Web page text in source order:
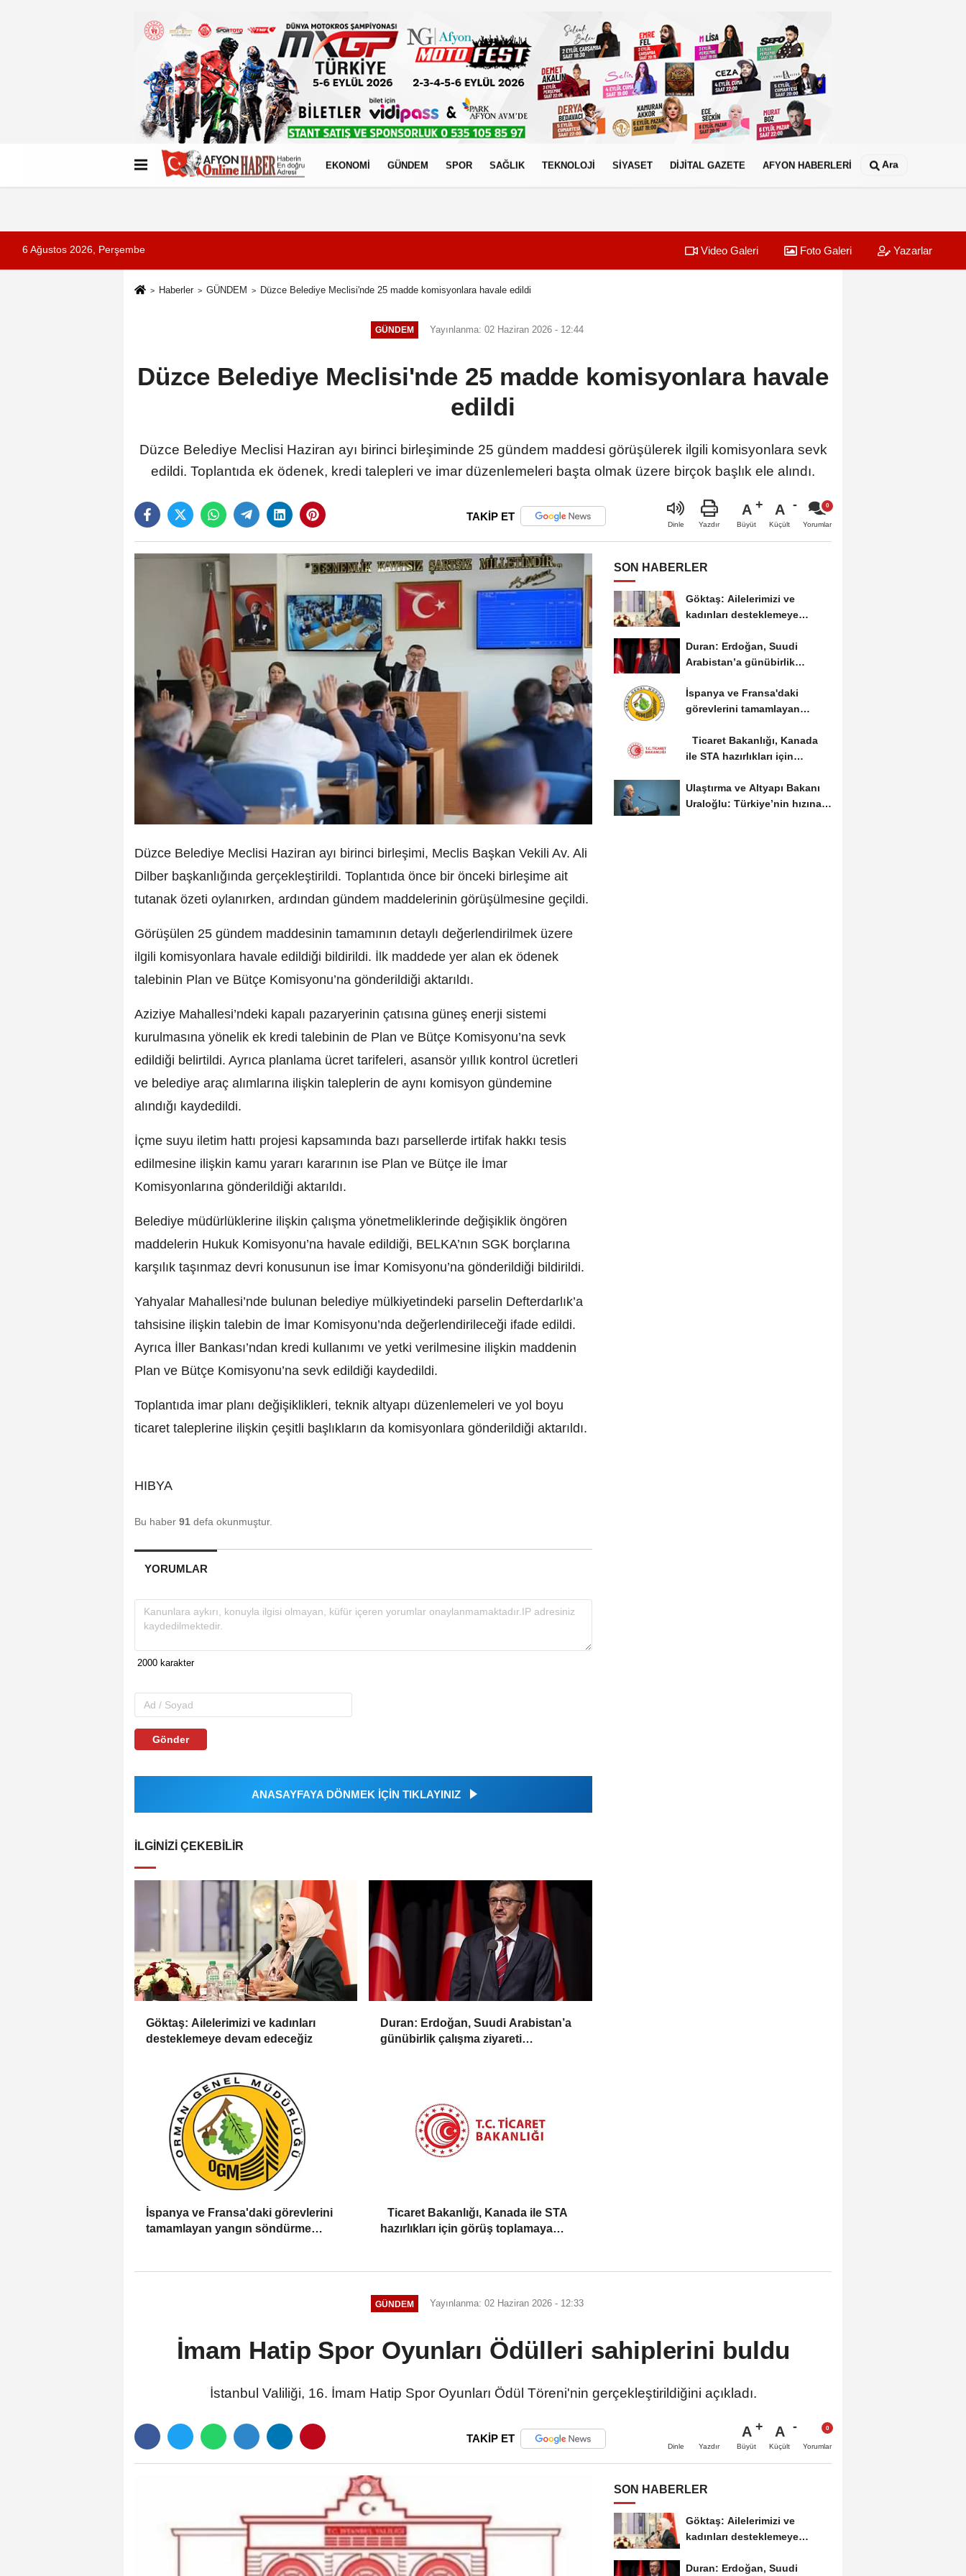
Künye İletişim Çerez Politikası
EKONOMİ GÜNDEM SPOR SAĞLIK TEKNOLOJİ SİYASET DİJİTAL GAZETE AFYON HABERLERİ Ara
6 Ağustos 2026, Perşembe Video Galeri Foto Galeri Yazarlar
Haberler GÜNDEM Düzce Belediye Meclisi'nde 25 madde komisyonlara havale edildi
GÜNDEM Yayınlanma: 02 Haziran 2026 - 12:44
Düzce Belediye Meclisi'nde 25 madde komisyonlara havale
edildi
Düzce Belediye Meclisi Haziran ayı birinci birleşiminde 25 gündem maddesi görüşülerek ilgili komisyonlara sevk
edildi. Toplantıda ek ödenek, kredi talepleri ve imar düzenlemeleri başta olmak üzere birçok başlık ele alındı.
TAKİP ET
Dinle Yazdır
A
Büyüt
A
Küçült Yorumlar
Düzce Belediye Meclisi Haziran ayı birinci birleşimi, Meclis Başkan Vekili Av. Ali
Dilber başkanlığında gerçekleştirildi. Toplantıda önce bir önceki birleşime ait
tutanak özeti oylanırken, ardından gündem maddelerinin görüşülmesine geçildi.
Görüşülen 25 gündem maddesinin tamamının detaylı değerlendirilmek üzere
ilgili komisyonlara havale edildiği bildirildi. İlk maddede yer alan ek ödenek
talebinin Plan ve Bütçe Komisyonu’na gönderildiği aktarıldı.
Aziziye Mahallesi’ndeki kapalı pazaryerinin çatısına güneş enerji sistemi
kurulmasına yönelik ek kredi talebinin de Plan ve Bütçe Komisyonu’na sevk
edildiği belirtildi. Ayrıca planlama ücret tarifeleri, asansör yıllık kontrol ücretleri
ve belediye araç alımlarına ilişkin taleplerin de aynı komisyon gündemine
alındığı kaydedildi.
İçme suyu iletim hattı projesi kapsamında bazı parsellerde irtifak hakkı tesis
edilmesine ilişkin kamu yararı kararının ise Plan ve Bütçe ile İmar
Komisyonlarına gönderildiği aktarıldı.
Belediye müdürlüklerine ilişkin çalışma yönetmeliklerinde değişiklik öngören
maddelerin Hukuk Komisyonu’na havale edildiği, BELKA’nın SGK borçlarına
karşılık taşınmaz devri konusunun ise İmar Komisyonu’na gönderildiği bildirildi.
Yahyalar Mahallesi’nde bulunan belediye mülkiyetindeki parselin Defterdarlık’a
tahsisine ilişkin talebin de İmar Komisyonu’nda değerlendirileceği ifade edildi.
Ayrıca İller Bankası’ndan kredi kullanımı ve yetki verilmesine ilişkin maddenin
Plan ve Bütçe Komisyonu’na sevk edildiği kaydedildi.
Toplantıda imar planı değişiklikleri, teknik altyapı düzenlemeleri ve yol boyu
ticaret taleplerine ilişkin çeşitli başlıkların da komisyonlara gönderildiği aktarıldı.
HIBYA
Bu haber 91 defa okunmuştur.
YORUMLAR
Gönder
ANASAYFAYA DÖNMEK İÇİN TIKLAYINIZ
İLGINIZI ÇEKEBILIR
Göktaş: Ailelerimizi ve kadınları
desteklemeye devam edeceğiz
Duran: Erdoğan, Suudi Arabistan’a
günübirlik çalışma ziyareti
İspanya ve Fransa'daki görevlerini
tamamlayan yangın söndürme
Ticaret Bakanlığı, Kanada ile STA
hazırlıkları için görüş toplamaya
SON HABERLER
Göktaş: Ailelerimizi ve
kadınları desteklemeye
Duran: Erdoğan, Suudi
Arabistan’a günübirlik
İspanya ve Fransa'daki
görevlerini tamamlayan
Ticaret Bakanlığı, Kanada
ile STA hazırlıkları için
Ulaştırma ve Altyapı Bakanı
Uraloğlu: Türkiye’nin hızına
GÜNDEM Yayınlanma: 02 Haziran 2026 - 12:33
İmam Hatip Spor Oyunları Ödülleri sahiplerini buldu
İstanbul Valiliği, 16. İmam Hatip Spor Oyunları Ödül Töreni'nin gerçekleştirildiğini açıkladı.
TAKİP ET
Dinle Yazdır
A
Büyüt
A
Küçült Yorumlar
SON HABERLER
Göktaş: Ailelerimizi ve
kadınları desteklemeye
Duran: Erdoğan, Suudi